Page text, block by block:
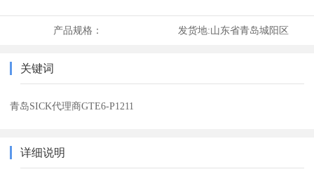
产品规格： 发货地:山东省青岛城阳区
关键词
青岛SICK代理商GTE6-P1211
详细说明